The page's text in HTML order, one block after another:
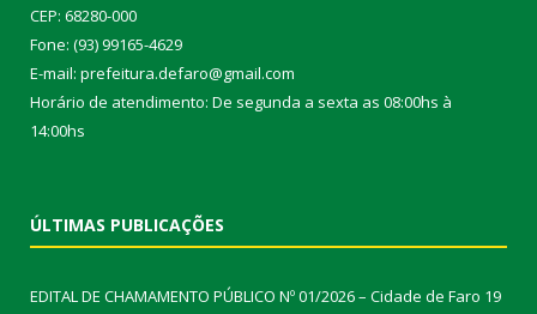
CEP: 68280-000
Fone: (93) 99165-4629
E-mail: prefeitura.defaro@gmail.com
Horário de atendimento: De segunda a sexta as 08:00hs à
14:00hs
ÚLTIMAS PUBLICAÇÕES
EDITAL DE CHAMAMENTO PÚBLICO Nº 01/2026 – Cidade de Faro 19